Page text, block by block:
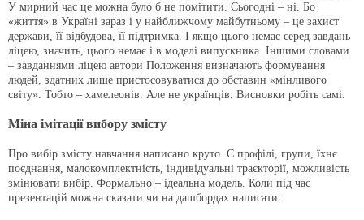
У мирний час це можна було б не помітити. Сьогодні – ні. Бо
«життя» в Україні зараз і у найближчому майбутньому – це захист
держави, її відбудова, її підтримка. І якщо цього немає серед завдань
ліцею, значить, цього немає і в моделі випускника. Іншими словами
– завданнями ліцею автори Положення визначають формування
людей, здатних лише пристосовуватися до обставин «мінливого
світу». Тобто – хамелеонів. Але не українців. Висновки робіть самі.
Міна імітації вибору змісту
Про вибір змісту навчання написано круто. Є профілі, групи, їхнє
поєднання, малокомплектність, індивідуальні траєкторії, можливість
змінювати вибір. Формально – ідеальна модель. Коли під час
презентацій можна сказати чи на дашбордах написати: